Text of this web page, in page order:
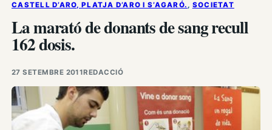
CASTELL D’ARO, PLATJA D’ARO I S’AGARÓ. , SOCIETAT
La marató de donants de sang recull
162 dosis.
27 SETEMBRE 2011REDACCIÓ